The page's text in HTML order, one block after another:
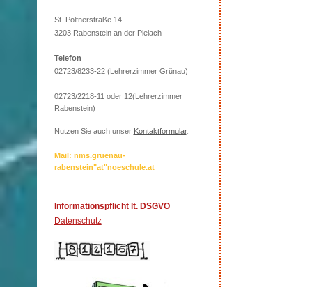
St. Pöltnerstraße 14
3203 Rabenstein an der Pielach
Telefon
02723/8233-22 (Lehrerzimmer Grünau)
02723/2218-11 oder 12(Lehrerzimmer
Rabenstein)
Nutzen Sie auch unser Kontaktformular.
Mail: nms.gruenau-
rabenstein"at"noeschule.at
Informationspflicht lt. DSGVO
Datenschutz